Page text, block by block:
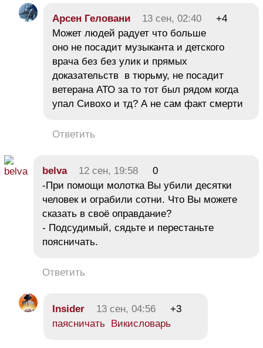
Арсен Геловани 13 сен, 02:40
+4
Может людей радует что больше
оно не посадит музыканта и детского
врача без без улик и прямых
доказательств в тюрьму, не посадит
ветерана АТО за то тот был рядом когда
упал Сивохо и тд? А не сам факт смерти
Ответить
belva 12 сен, 19:58
0
-При помощи молотка Вы убили десятки
человек и ограбили сотни. Что Вы можете
сказать в своё оправдание?
- Подсудимый, сядьте и перестаньте
поясничать.
Ответить
Insider 13 сен, 04:56
+3
паясничать Викисловарь